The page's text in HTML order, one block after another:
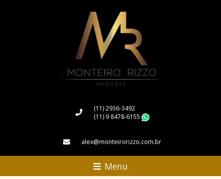
(11) 2936-3492
(11) 9 8478-6155
alex@monteirorizzo.com.br
Menu